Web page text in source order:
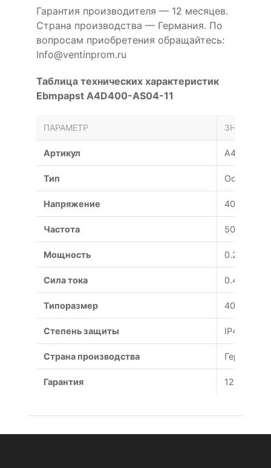
Гарантия производителя — 12 месяцев.
Страна производства — Германия. По
вопросам приобретения обращайтесь:
Info@ventinprom.ru
Таблица технических характеристик
Ebmpapst A4D400-AS04-11
ПАРАМЕТР ЗНАЧЕНИЕ
Артикул A4D400-
Тип Осевой
Напряжение 400 В
Частота 50 Гц
Мощность 0.225 Вт
Сила тока 0.46 А
Типоразмер 400 мм
Степень защиты IP44
Страна производства Германия
Гарантия 12